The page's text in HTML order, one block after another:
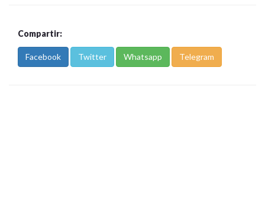
Compartir:
Facebook Twitter Whatsapp Telegram